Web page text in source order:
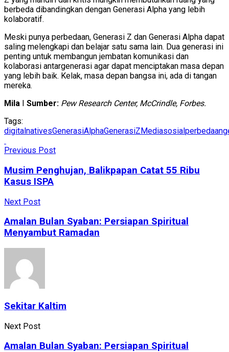
berbeda dibandingkan dengan Generasi Alpha yang lebih
kolaboratif.
Meski punya perbedaan, Generasi Z dan Generasi Alpha dapat
saling melengkapi dan belajar satu sama lain. Dua generasi ini
penting untuk membangun jembatan komunikasi dan
kolaborasi antargenerasi agar dapat menciptakan masa depan
yang lebih baik. Kelak, masa depan bangsa ini, ada di tangan
mereka.
Mila
Sumber: Pew Research Center, McCrindle, Forbes.
Tags:
digitalnativesGenerasiAlphaGenerasiZ Mediasosial
Previous Post
Musim Penghujan, Balikpapan Catat 55 Ribu
Kasus ISPA
Next Post
Amalan Bulan Syaban: Persiapan Spiritual
Menyambut Ramadan
Sekitar Kaltim
Next Post
Amalan Bulan Syaban: Persiapan Spiritual